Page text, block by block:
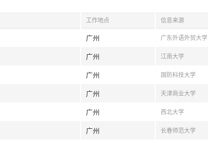
工作地点 信息来源
广州 广东外语外贸大学
广州 江南大学
广州 国防科技大学
广州 天津商业大学
广州 西北大学
广州 长春师范大学